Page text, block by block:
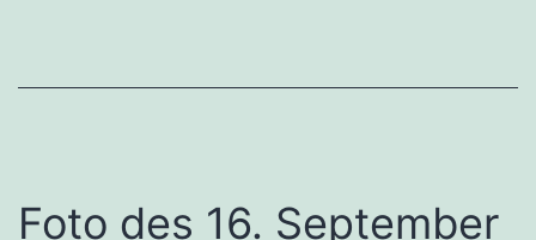
Foto des 16. September